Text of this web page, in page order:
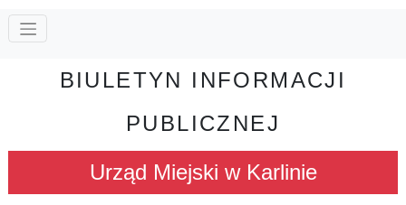
BIULETYN INFORMACJI
PUBLICZNEJ
Urząd Miejski w Karlinie